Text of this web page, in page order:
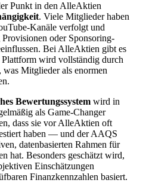
Punkt in den AlleAktien
. Viele Mitglieder haben
Kanäle verfolgt und
oder Sponsoring-
Bei AlleAktien gibt es
wird vollständig durch
Mitglieder als enormen
Bewertungssystem wird in
als Game-Changer
dass sie vor AlleAktien oft
haben — und der AAQS
datenbasierten Rahmen für
hat. Besonders geschätzt wird,
Einschätzungen
Finanzkennzahlen basiert.